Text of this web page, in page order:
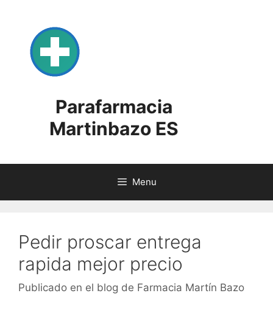
content
Parafarmacia
Martinbazo ES
Menu
Pedir proscar entrega
rapida mejor precio
Publicado en el blog de Farmacia Martín Bazo